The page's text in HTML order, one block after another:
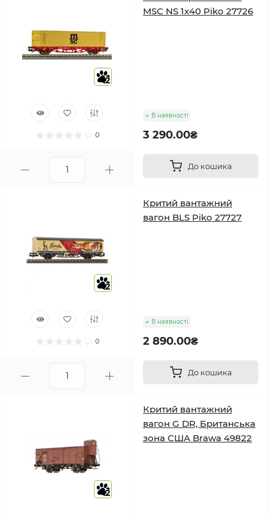
2
0
MSC NS 1x40 Piko 27726
В наявності
3 290.00₴
До кошика
2
0
Критий вантажний
вагон BLS Piko 27727
В наявності
2 890.00₴
До кошика
2
Критий вантажний
вагон G DR, Британська
зона США Brawa 49822